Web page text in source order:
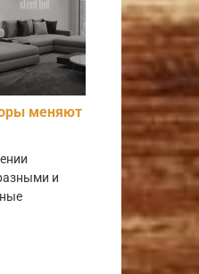
меняют
и